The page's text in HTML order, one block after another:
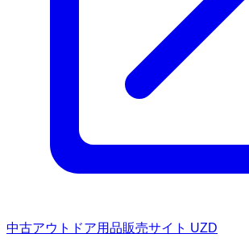
中古アウトドア用品販売サイト UZD